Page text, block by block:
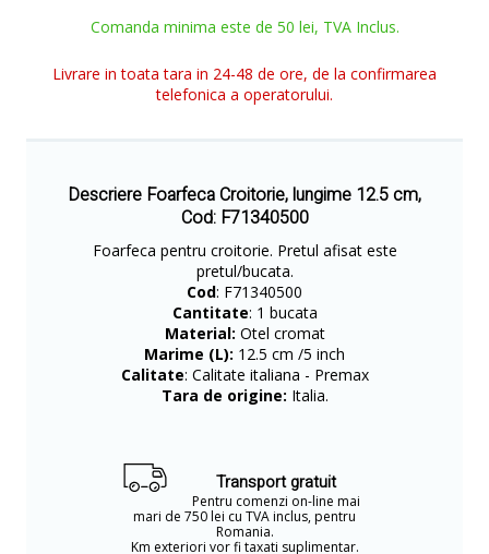
Comanda minima este de 50 lei, TVA Inclus.
Livrare in toata tara in 24-48 de ore, de la confirmarea
telefonica a operatorului.
Descriere Foarfeca Croitorie, lungime 12.5 cm,
Cod: F71340500
Foarfeca pentru croitorie. Pretul afisat este
pretul/bucata.
Cod: F71340500
Cantitate: 1 bucata
Material: Otel cromat
Marime (L): 12.5 cm /5 inch
Calitate: Calitate italiana - Premax
Tara de origine: Italia.
Transport gratuit
Pentru comenzi on-line mai
mari de 750 lei cu TVA inclus, pentru
Romania.
Km exteriori vor fi taxati suplimentar.